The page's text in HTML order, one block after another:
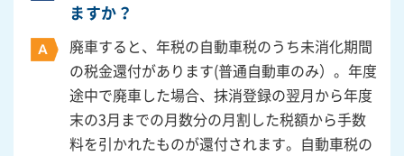
ますか？
廃車すると、年税の自動車税のうち未消化期間
の税金還付があります(普通自動車のみ）。年度
途中で廃車した場合、抹消登録の翌月から年度
末の3月までの月数分の月割した税額から手数
料を引かれたものが還付されます。自動車税の